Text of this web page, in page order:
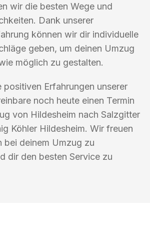
wir die besten Wege und
Dank unserer
können wir dir individuelle
geben, um deinen Umzug
möglich zu gestalten.
positiven Erfahrungen unserer
noch heute einen Termin
von Hildesheim nach Salzgitter
Köhler Hildesheim. Wir freuen
bei deinem Umzug zu
dir den besten Service zu